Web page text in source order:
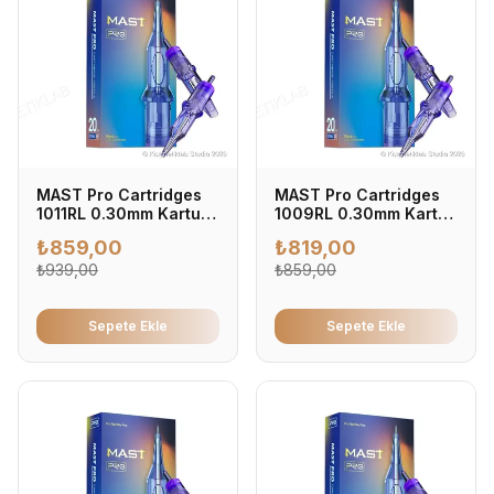
MAST Pro Cartridges
1011RL 0.30mm Kartuş
- Profesyonel Dövme
İğnesi (20'li Kutu)
₺859,00
₺939,00
Sepete Ekle
MAST Pro Cartridges
1009RL 0.30mm Kartuş
- Profesyonel Dövme
İğnesi (20'li Kutu)
₺819,00
₺859,00
Sepete Ekle